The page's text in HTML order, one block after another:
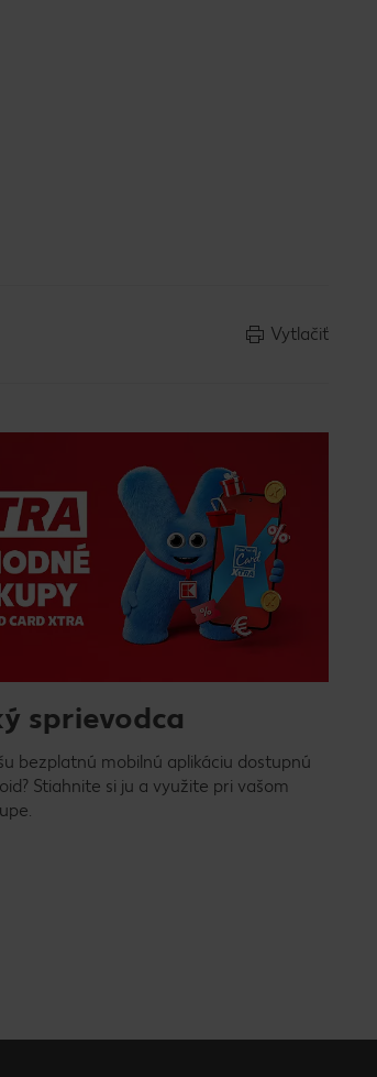
Vytlačiť
sprievodca
bezplatnú mobilnú aplikáciu dostupnú
Stiahnite si ju a využite pri vašom